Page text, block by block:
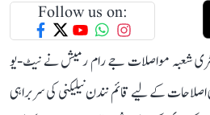
Follow us on:
شعبہ مواصلات جے رام رمیش نے نیٹ-یو
اصلاحات کے لیے قائم نندن نیلیکنی کی سربراہی